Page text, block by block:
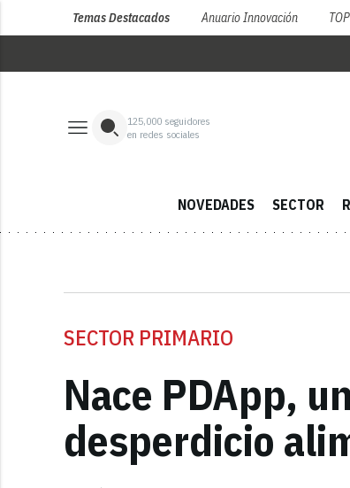
Temas Destacados Anuario Innovación
125,000 seguidores
en redes sociales
NOVEDADES SECTOR
SECTOR PRIMARIO
Nace PDApp,
desperdicio